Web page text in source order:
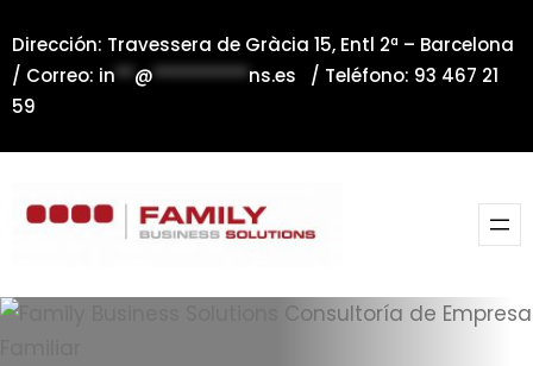
al
contenido
Dirección: Travessera de Gràcia 15, Entl 2ª – Barcelona
/ Correo: in**@**********ns.es / Teléfono: 93 467 21
59